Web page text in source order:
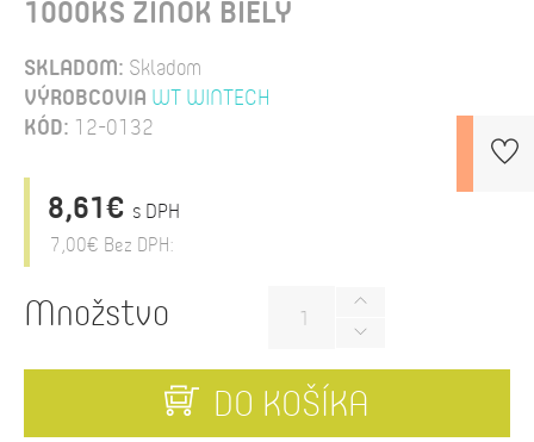
1000KS ZINOK BIELY
SKLADOM: Skladom
VÝROBCOVIA WT WINTECH
KÓD: 12-0132
8,61€ s DPH
7,00€ Bez DPH:
Množstvo
DO KOŠÍKA